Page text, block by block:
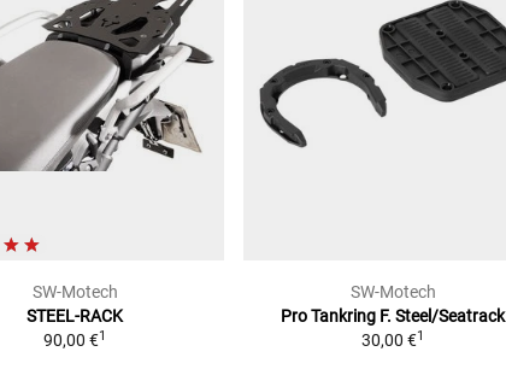
SW-Motech
STEEL-RACK
90,00 €1
SW-Motech
Pro Tankring F. Steel/Seatrack
30,00 €1